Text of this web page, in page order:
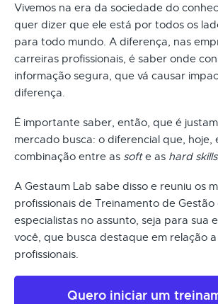
Vivemos na era da sociedade do
quer dizer que ele está por todos os
para todo mundo. A diferença, nas
carreiras profissionais, é saber onde
informação segura, que vá causar
diferença.
É importante saber, então, que é
mercado busca: o diferencial que, hoje,
combinação entre as softe as hard skills
A Gestaum Lab sabe disso e reuniu os
profissionais de Treinamento de Gestão
especialistas no assunto, seja para sua
você, que busca destaque em relação
profissionais.
Quero iniciar um